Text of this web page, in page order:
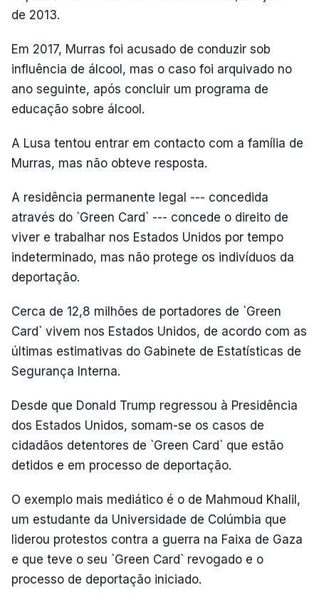
de 2013.
Em 2017, Murras foi acusado de conduzir sob
influência de álcool, mas o caso foi arquivado no
ano seguinte, após concluir um programa de
educação sobre álcool.
A Lusa tentou entrar em contacto com a família de
Murras, mas não obteve resposta.
A residência permanente legal --- concedida
através do `Green Card` --- concede o direito de
viver e trabalhar nos Estados Unidos por tempo
indeterminado, mas não protege os indivíduos da
deportação.
Cerca de 12,8 milhões de portadores de `Green
Card` vivem nos Estados Unidos, de acordo com as
últimas estimativas do Gabinete de Estatísticas de
Segurança Interna.
Desde que Donald Trump regressou à Presidência
dos Estados Unidos, somam-se os casos de
cidadãos detentores de `Green Card` que estão
detidos e em processo de deportação.
O exemplo mais mediático é o de Mahmoud Khalil,
um estudante da Universidade de Colúmbia que
liderou protestos contra a guerra na Faixa de Gaza
e que teve o seu `Green Card` revogado e o
processo de deportação iniciado.